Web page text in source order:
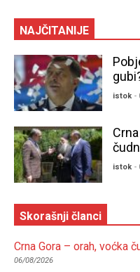
NAJČITANIJE
istok -
istok -
Skorašnji članci
Crna Gora – orah, voćka
06/08/2026